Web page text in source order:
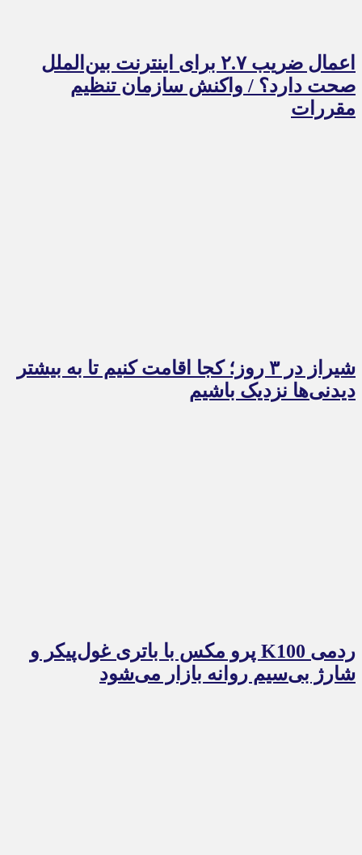
اعمال ضریب ۲.۷ برای اینترنت بین‌الملل
صحت دارد؟ / واکنش سازمان تنظیم
مقررات
شیراز در ۳ روز؛ کجا اقامت کنیم تا به بیشتر
دیدنی‌ها نزدیک باشیم
ردمی K100 پرو مکس با باتری غول‌پیکر و
شارژ بی‌سیم روانه بازار می‌شود